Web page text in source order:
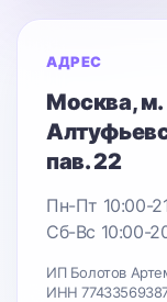
АДРЕС
Москва,
пав. 22
Пн-Пт 10:00-
Сб-Вс 10:00-
ИП Болотов
ИНН